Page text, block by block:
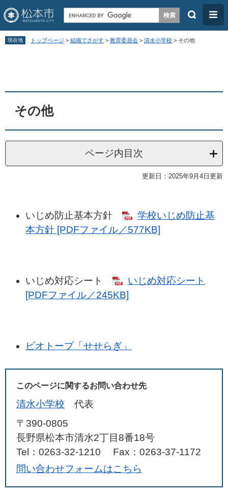
ペ
先
メ
を
本
検
メ
ニ
現在地 トップページ > 組織でさがす > 教育委員会 > 清水小学校 > その他
その他
ページ内目次
更新日：2025年9月4日更新
いじめ防止基本方針
学校いじめ防止基
本方針 [PDFファイル／577KB]
いじめ対応シート
いじめ対応シート
[PDFファイル／245KB]
ビオトープ「せせらぎ」
このページに関するお問い合わせ先
清水小学校
代表
〒390-0805
長野県松本市清水2丁目8番18号
Tel：0263-32-1210
Fax：0263-37-1172
問い合わせフォームはこちら